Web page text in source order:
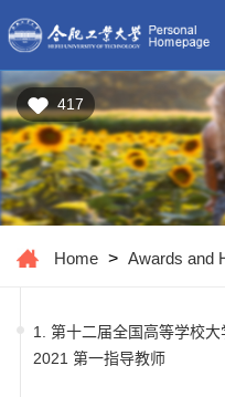
417
Home > Awards and
1. 第十二届全国高等学校
2021 第一指导教师